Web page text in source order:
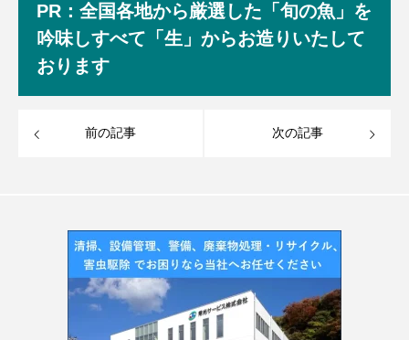
PR：全国各地から厳選した「旬の魚」を
吟味しすべて「生」からお造りいたして
おります
前の記事 次の記事